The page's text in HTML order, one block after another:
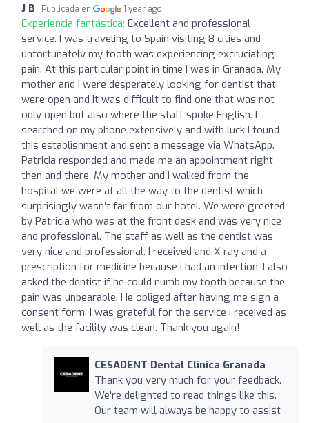
J B Publicada en 1 year ago
Experiencia fantástica: Excellent and professional
service. I was traveling to Spain visiting 8 cities and
unfortunately my tooth was experiencing excruciating
pain. At this particular point in time I was in Granada. My
mother and I were desperately looking for dentist that
were open and it was difficult to find one that was not
only open but also where the staff spoke English. I
searched on my phone extensively and with luck I found
this establishment and sent a message via WhatsApp.
Patricia responded and made me an appointment right
then and there. My mother and I walked from the
hospital we were at all the way to the dentist which
surprisingly wasn’t far from our hotel. We were greeted
by Patricia who was at the front desk and was very nice
and professional. The staff as well as the dentist was
very nice and professional. I received and X-ray and a
prescription for medicine because I had an infection. I also
asked the dentist if he could numb my tooth because the
pain was unbearable. He obliged after having me sign a
consent form. I was grateful for the service I received as
well as the facility was clean. Thank you again!
CESADENT Dental Clinica Granada
Thank you very much for your feedback.
We're delighted to read things like this.
Our team will always be happy to assist